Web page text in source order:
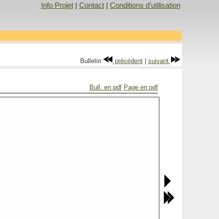
Info Projet| Contact| Conditions d'utilisation
Bulletin précédent| suivant
Bull. en pdf Page en pdf